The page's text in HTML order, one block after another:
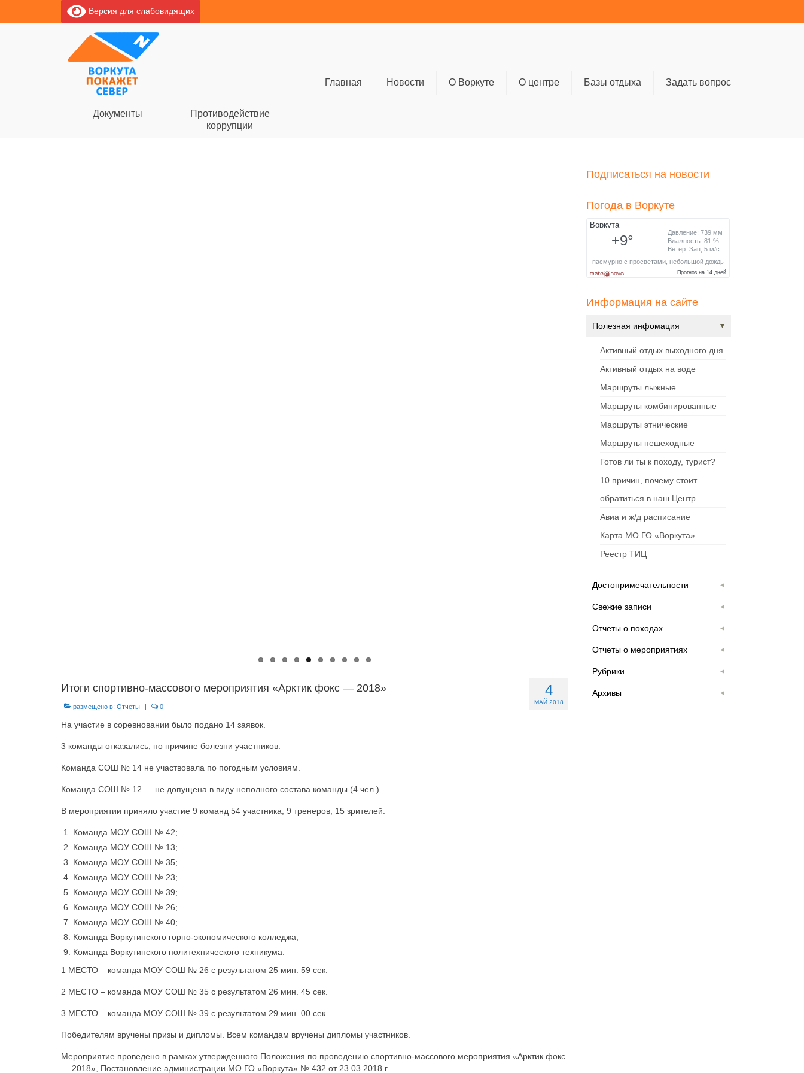
Версия для слабовидящих
Главная Новости О Воркуте О центре Базы отдыха Задать вопрос
Документы
Противодействие
коррупции
4
МАЙ 2018
Итоги спортивно-массового мероприятия «Арктик фокс — 2018»
размещено в: Отчеты | 0
На участие в соревновании было подано 14 заявок.
3 команды отказались, по причине болезни участников.
Команда СОШ № 14 не участвовала по погодным условиям.
Команда СОШ № 12 — не допущена в виду неполного состава команды (4 чел.).
В мероприятии приняло участие 9 команд 54 участника, 9 тренеров, 15 зрителей:
Команда МОУ СОШ № 42;
Команда МОУ СОШ № 13;
Команда МОУ СОШ № 35;
Команда МОУ СОШ № 23;
Команда МОУ СОШ № 39;
Команда МОУ СОШ № 26;
Команда МОУ СОШ № 40;
Команда Воркутинского горно-экономического колледжа;
Команда Воркутинского политехнического техникума.
1 МЕСТО – команда МОУ СОШ № 26 с результатом 25 мин. 59 сек.
2 МЕСТО – команда МОУ СОШ № 35 с результатом 26 мин. 45 сек.
3 МЕСТО – команда МОУ СОШ № 39 с результатом 29 мин. 00 сек.
Победителям вручены призы и дипломы. Всем командам вручены дипломы участников.
Мероприятие проведено в рамках утвержденного Положения по проведению спортивно-массового мероприятия «Арктик фокс
— 2018», Постановление администрации МО ГО «Воркута» № 432 от 23.03.2018 г.
Подписаться на новости
Погода в Воркуте
Информация на сайте
Полезная инфомация
Активный отдых выходного дня
Активный отдых на воде
Маршруты лыжные
Маршруты комбинированные
Маршруты этнические
Маршруты пешеходные
Готов ли ты к походу, турист?
10 причин, почему стоит
обратиться в наш Центр
Авиа и ж/д расписание
Карта МО ГО «Воркута»
Реестр ТИЦ
Достопримечательности
Свежие записи
Отчеты о походах
Отчеты о мероприятиях
Рубрики
Архивы